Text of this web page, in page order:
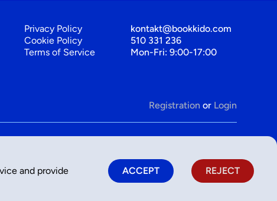
Privacy Policy
Cookie Policy
Terms of Service
kontakt@bookkido.com
510 331 236
Mon-Fri: 9:00-17:00
Registration or Login
and provide
ACCEPT REJECT